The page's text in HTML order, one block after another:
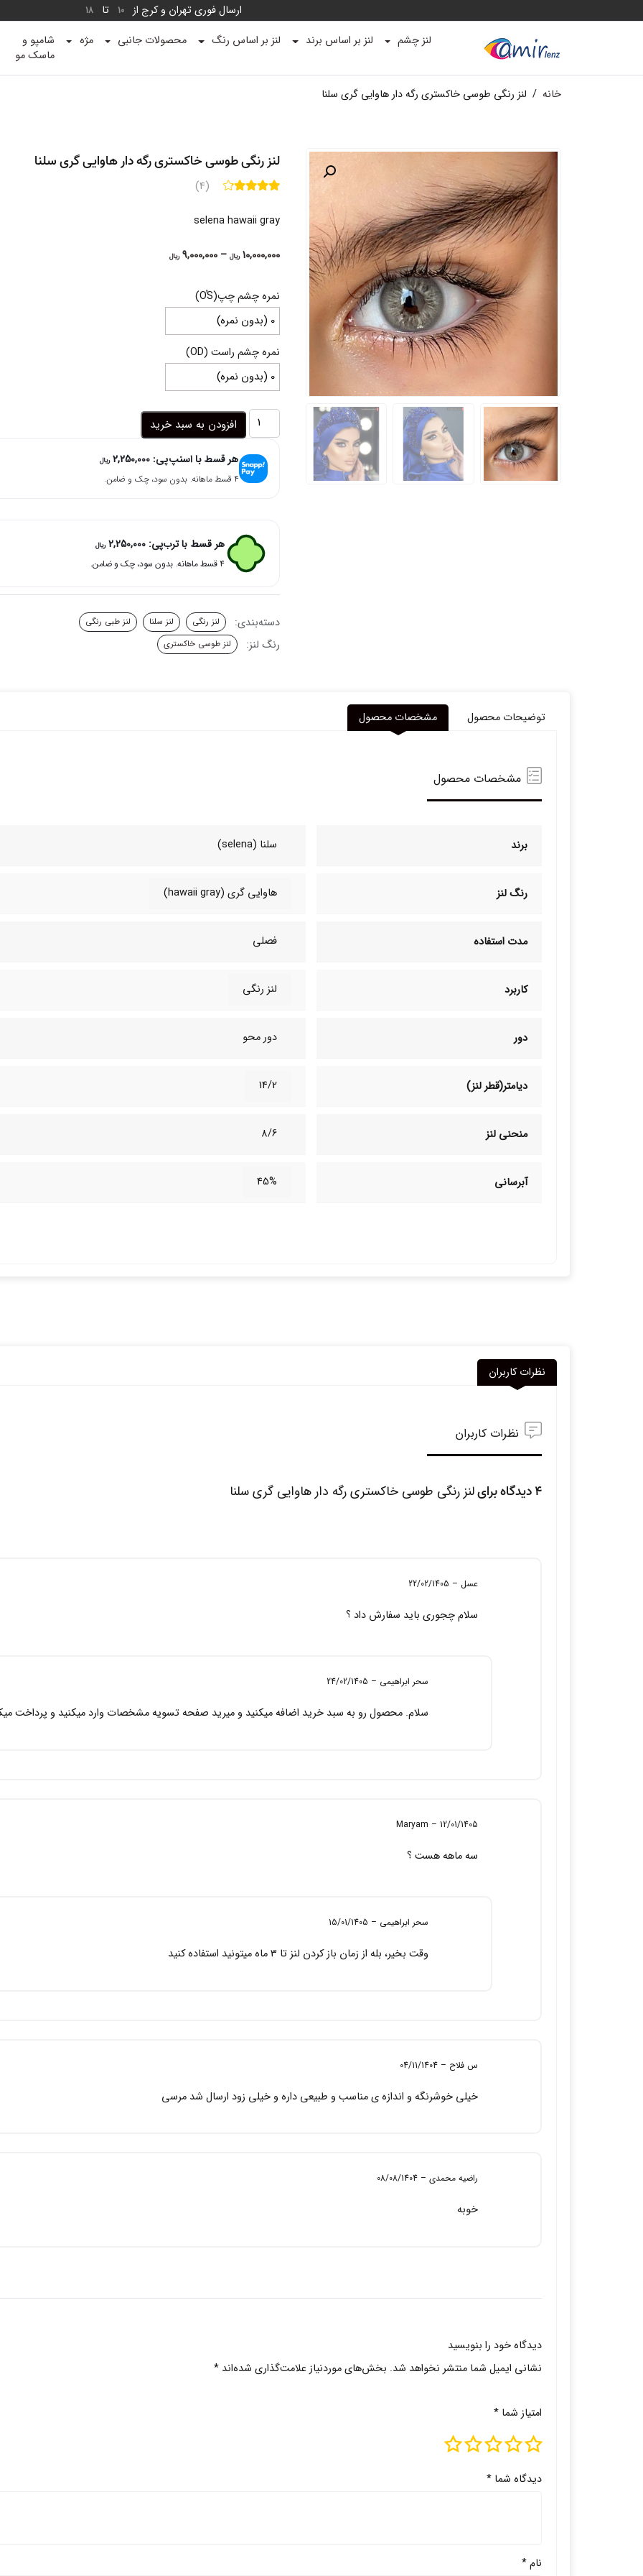
ارسال فوری تهران و کرج از 10 تا 18
لنز چشم لنز بر اساس برند لنز بر اساس رنگ محصولات جانبی مژه
شامپو و
ماسک مو
خانه / لنز رنگی طوسی خاکستری رگه دار هاوایی گری سلنا
لنز رنگی طوسی خاکستری رگه دار هاوایی گری سلنا
(4)
selena hawaii gray
10,000,000 ریال –
9,000,000 ریالPrice
نمره چشم چپ(OُS)
نمره چشم راست (OD)
لنز
رنگی
خاکستری
عدد
افزودن به سبد خرید
هر قسط با اسنپ‌پی: 2,250,000 ریال
۴ قسط ماهانه. بدون سود، چک و ضامن.
هر قسط با ترب‌پی: 2,250,000 ریال
۴ قسط ماهانه. بدون سود، چک و ضامن.
دسته‌بندی: لنز رنگی لنز سلنا لنز طبی رنگی
رنگ لنز: لنز طوسی خاکستری
توضیحات محصول مشخصات محصول
مشخصات محصول
برند سلنا (selena)
رنگ لنز هاوایی گری (hawaii gray)
مدت استفاده فصلی
کاربرد لنز رنگی
دور دور محو
دیامتر(قطر لنز) 14/2
منحنی لنز 8/6
آبرسانی 45%
نظرات کاربران
نظرات کاربران
4 دیدگاه برای لنز رنگی طوسی خاکستری رگه دار هاوایی گری سلنا
عسل –
22/02/1405
سلام چجوری باید سفارش داد ؟
سحر ابراهیمی –
24/02/1405
سلام. محصول رو به سبد خرید اضافه میکنید و میرید صفحه تسویه مشخصات وارد میکنید و پرداخت
Maryam – 12/01/1405
سه ماهه هست ؟
سحر ابراهیمی –
15/01/1405
وقت بخیر، بله از زمان باز کردن لنز تا 3 ماه میتونید استفاده کنید
س فلاح –
04/11/1404
خیلی خوشرنگه و اندازه ی مناسب و طبیعی داره و خیلی زود ارسال شد مرسی
راضیه محمدی –
08/08/1404
خوبه
دیدگاه خود را بنویسید
نشانی ایمیل شما منتشر نخواهد شد. بخش‌های موردنیاز علامت‌گذاری شده‌اند *
امتیاز شما *
دیدگاه شما *
نام*